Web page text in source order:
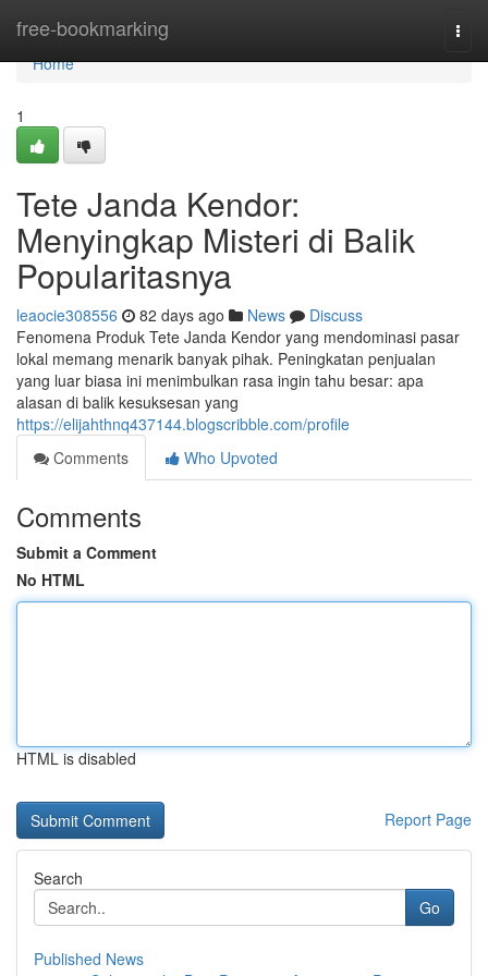
free-bookmarking
Home
Home
1
Tete Janda Kendor:
Menyingkap Misteri di Balik
Popularitasnya
leaocie308556 82 days ago News
Discuss
Fenomena Produk Tete Janda Kendor yang mendominasi pasar
lokal memang menarik banyak pihak. Peningkatan penjualan
yang luar biasa ini menimbulkan rasa ingin tahu besar: apa
alasan di balik kesuksesan yang
https://elijahthnq437144.blogscribble.com/profile
Comments
Who Upvoted
Comments
Submit a Comment
No HTML
HTML is disabled
Report Page
Search
Go
Published News